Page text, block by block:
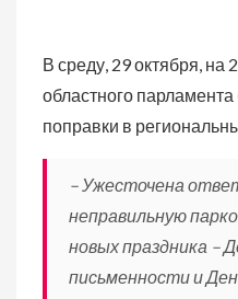
В среду, 29 октября, на
областного
поправки в
– Ужесточена
неправильную
новых праздника –
письменности и